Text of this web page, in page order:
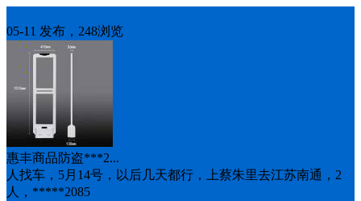
05-11 发布，248浏览
惠丰商品防盗***2...
人找车，5月14号，以后几天都行，上蔡朱里去江苏南通，2
人，*****2085